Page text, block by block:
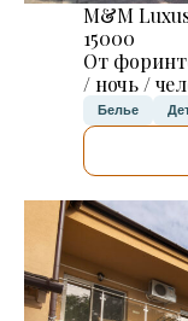
M&M
15000
От
/ ночь /
Белье